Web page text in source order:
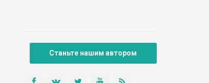
Станьте нашим автором